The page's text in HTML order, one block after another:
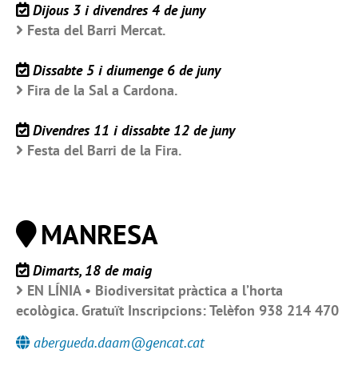
Dijous 3 i divendres 4 de juny
Festa del Barri Mercat.
Dissabte 5 i diumenge 6 de juny
Fira de la Sal a Cardona.
Divendres 11 i dissabte 12 de juny
Festa del Barri de la Fira.
MANRESA
Dimarts, 18 de maig
EN LÍNIA • Biodiversitat pràctica a l’horta
ecològica. Gratuït Inscripcions: Telèfon 938 214 470
abergueda.daam@gencat.cat